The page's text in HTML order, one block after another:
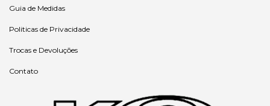
Guia de Medidas
Politicas de Privacidade
Trocas e Devoluções
Contato